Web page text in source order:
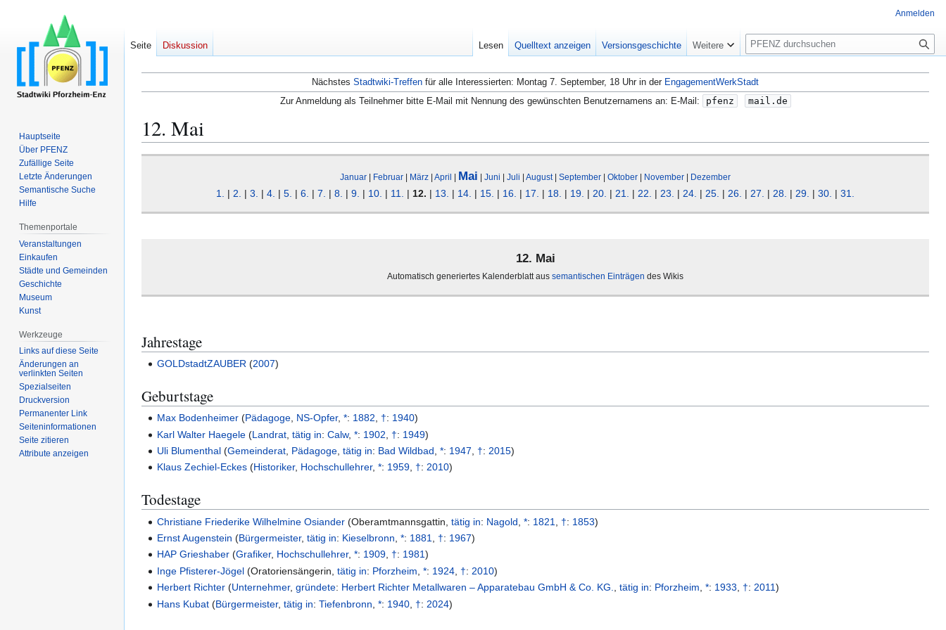
Nächstes Stadtwiki-Treffen für alle Interessierten: Montag 7. September, 18 Uhr in der EngagementWerkStadt
Zur Anmeldung als Teilnehmer bitte E-Mail mit Nennung des gewünschten Benutzernamens an: E-Mail:
pfenz mail.de
12. Mai
Januar | Februar | März | April | Mai | Juni | Juli | August| September | Oktober | November | Dezember
1. | 2. | 3. | 4. | 5. | 6. | 7. | 8. | 9. | 10. | 11. | 12. | 13. | 14. | 15. | 16. | 17. | 18. | 19. | 20. | 21. | 22. | 23. | 24. | 25. | 26. | 27. | 28. | 29. | 30. | 31.
12. Mai
Automatisch generiertes Kalenderblatt aus semantischen Einträgen des Wikis
Jahrestage
GOLDstadtZAUBER (2007)
Geburtstage
Max Bodenheimer (Pädagoge NS-Opfer,*: 1882 †: 1940)
Karl Walter Haegele (Landrat ,tätig in:Calw,*: 1902 †: 1949)
Uli Blumenthal (Gemeinderat Pädagoge ,tätig in: Bad Wildbad ,*: 1947 †: 2015)
Klaus Zechiel-Eckes (Historiker, Hochschullehrer,*: 1959, †:2010)
Todestage
Christiane Friederike Wilhelmine Osiander (Oberamtmannsgattin ,tätig in: Nagold ,*: 1821 †: 1853)
Ernst Augenstein (Bürgermeister,tätig in: Kieselbronn ,*: 1881 †: 1967)
HAP Grieshaber (Grafiker, Hochschullehrer,*: 1909, †: 1981)
Inge Pfisterer-Jögel (Oratoriensängerin ,tätig in: Pforzheim ,*: 1924 †: 2010)
Herbert Richter (Unternehmer,gründete: Herbert Richter Metallwaren – Apparatebau GmbH & Co. KG. ,tätig in: Pforzheim ,*: 1933 †: 2011)
Hans Kubat (Bürgermeister,tätig in:Tiefenbronn ,*: 1940 †: 2024)
Anmelden
Seite Diskussion Lesen Quelltext anzeigen Versionsgeschichte Weitere
S
u
c
h
e
Hauptseite
Über PFENZ
Zufällige Seite
Letzte Änderungen
Semantische Suche
Hilfe
Themenportale
Veranstaltungen
Einkaufen
Städte und Gemeinden
Geschichte
Museum
Kunst
Werkzeuge
Links auf diese Seite
Änderungen an
verlinkten Seiten
Spezialseiten
Druckversion
Permanenter Link
Seiten­­informationen
Seite zitieren
Attribute anzeigen